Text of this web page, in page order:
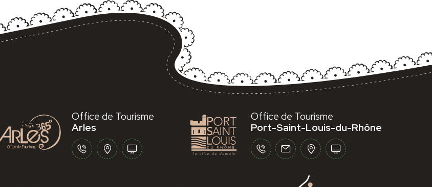
Office de Tourisme
Arles
Office de Tourisme
Port-Saint-Louis-du-Rhône